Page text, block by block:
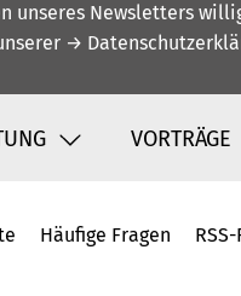
unseres Newsletters
→
VORTRÄGE
Häufige Fragen